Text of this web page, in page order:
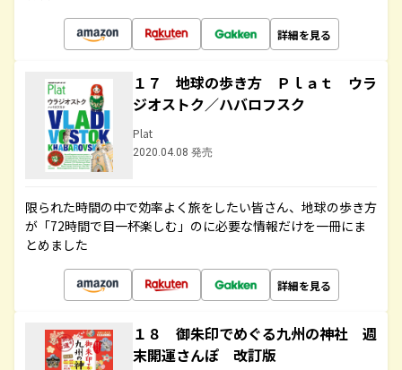
詳細を見る
１７ 地球の歩き方 Ｐｌａｔ ウラ
ジオストク／ハバロフスク
Plat
2020.04.08 発売
限られた時間の中で効率よく旅をしたい皆さん、地球の歩き方
が「72時間で目一杯楽しむ」のに必要な情報だけを一冊にま
とめました
詳細を見る
１８ 御朱印でめぐる九州の神社 週
末開運さんぽ 改訂版